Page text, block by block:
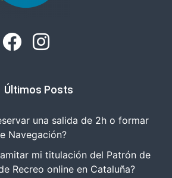
Últimos Posts
una salida de 2h o formar
Navegación?
mi titulación del Patrón de
Recreo online en Cataluña?